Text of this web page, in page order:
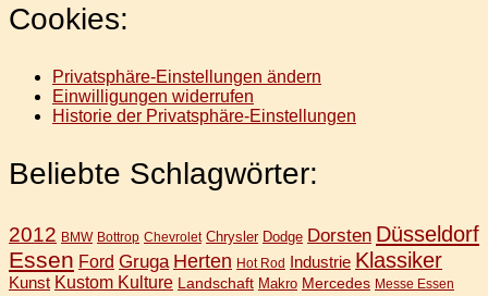
Cookies:
Privatsphäre-Einstellungen ändern
Einwilligungen widerrufen
Historie der Privatsphäre-Einstellungen
Beliebte Schlagwörter:
2012 BMW Bottrop Chevrolet Chrysler Dodge Dorsten Düsseldorf
Essen Ford Gruga Herten Hot Rod Industrie Klassiker
Kunst Kustom Kulture Landschaft Makro Mercedes Messe Essen